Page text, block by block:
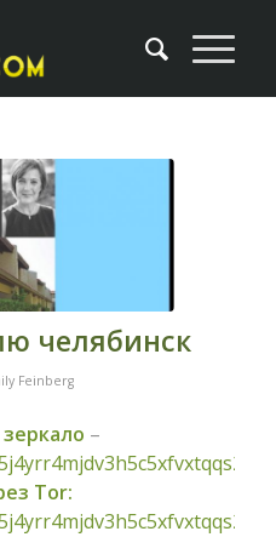
челябинск
Feinberg
–
Tor: